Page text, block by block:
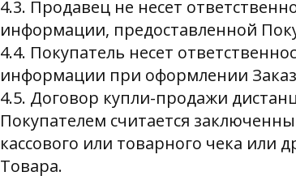
4.3. Продавец не несет
информации, предоставленной
4.4. Покупатель несет
информации при оформлении
4.5. Договор купли-продажи
Покупателем считается
кассового или товарного чека или
Товара.